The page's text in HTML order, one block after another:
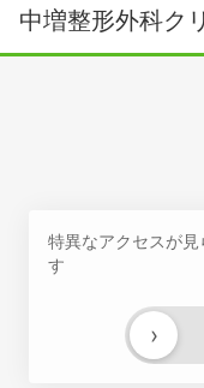
中増整形外科ク
特異なアクセスが
す
›